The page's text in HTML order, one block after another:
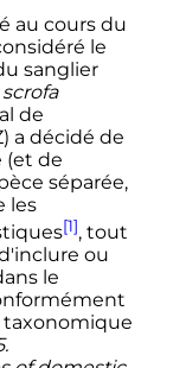
au cours du
le
sanglier
de
a décidé de
(et de
séparée,
les
[1], tout
ou
le
taxonomique